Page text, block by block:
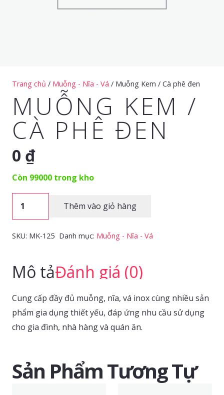
Trang chủ / Muỗng - Nĩa - Vá / Muỗng Kem / Cà phê đen
MUỖNG KEM /
CÀ PHÊ ĐEN
0 ₫
Còn 99000 trong kho
đen
lượng
Thêm vào giỏ hàng
SKU: MK-125 Danh mục: Muỗng - Nĩa - Vá
Mô tảĐánh giá (0)
Cung cấp đầy đủ muỗng, nĩa, vá inox cùng nhiều sản
phẩm gia dụng thiết yếu, đáp ứng nhu cầu sử dụng
cho gia đình, nhà hàng và quán ăn.
Sản Phẩm Tương Tự